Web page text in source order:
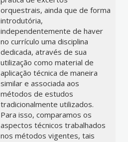
orquestrais, ainda que de forma
introdutória,
independentemente de haver
no currículo uma disciplina
dedicada, através de sua
utilização como material de
aplicação técnica de maneira
similar e associada aos
métodos de estudos
tradicionalmente utilizados.
Para isso, comparamos os
aspectos técnicos trabalhados
nos métodos vigentes, tais